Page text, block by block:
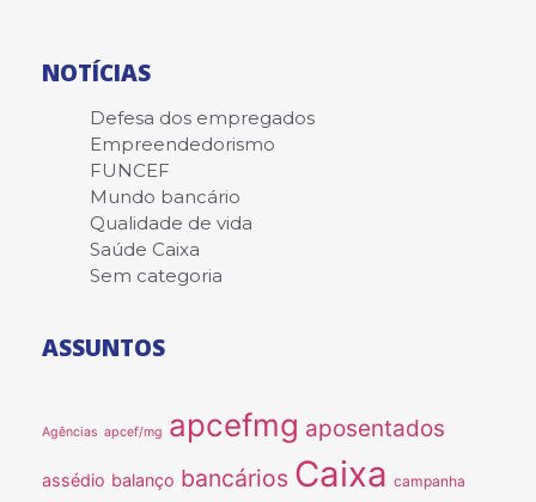
NOTÍCIAS
Defesa dos empregados
Empreendedorismo
FUNCEF
Mundo bancário
Qualidade de vida
Saúde Caixa
Sem categoria
ASSUNTOS
Agências apcef/mg apcefmg aposentados
assédio balanço bancários Caixa campanha